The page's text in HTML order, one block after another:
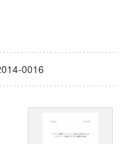
ム「超成熟社会発展のサ
0016